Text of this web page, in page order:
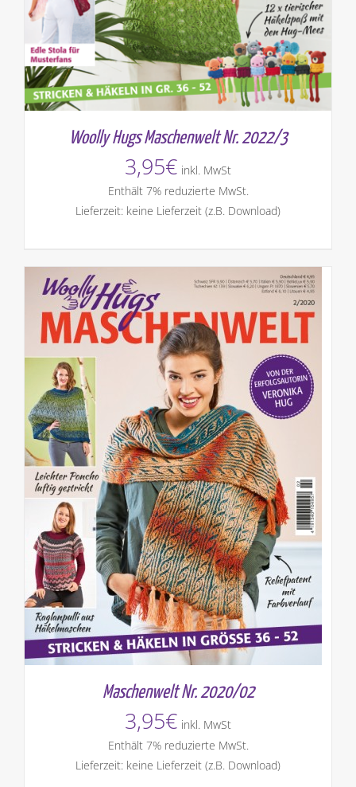
Woolly Hugs Maschenwelt Nr. 2022/3
3,95€ inkl. MwSt
Enthält 7% reduzierte MwSt.
Lieferzeit: keine Lieferzeit (z.B. Download)
Maschenwelt Nr. 2020/02
3,95€ inkl. MwSt
Enthält 7% reduzierte MwSt.
Lieferzeit: keine Lieferzeit (z.B. Download)